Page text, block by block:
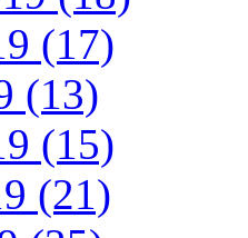
(17)
(13)
(15)
(21)